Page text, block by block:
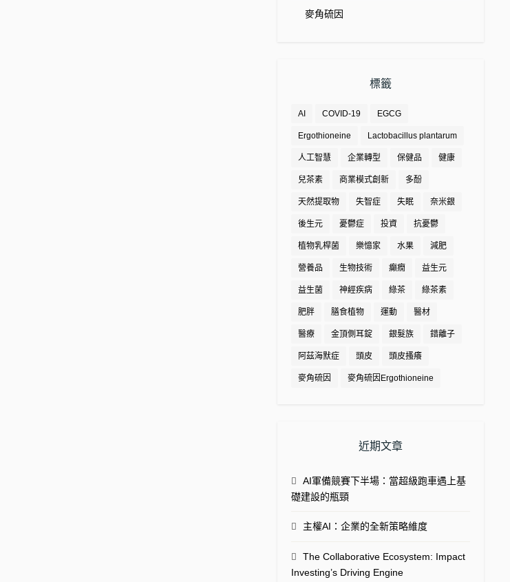
麥角硫因
標籤
AI COVID-19 EGCG
Ergothioneine Lactobacillus plantarum
人工智慧 企業轉型 保健品 健康
兒茶素 商業模式創新 多酚
天然提取物 失智症 失眠 奈米銀
後生元 憂鬱症 投資 抗憂鬱
植物乳桿菌 樂憶家 水果 減肥
營養品 生物技術 癲癇 益生元
益生菌 神經疾病 綠茶 綠茶素
肥胖 膳食植物 運動 醫材
醫療 金頂側耳錠 銀髮族 錯離子
阿茲海默症 頭皮 頭皮搔癢
麥角硫因 麥角硫因Ergothioneine
近期文章
AI軍備競賽下半場：當超級跑車遇上基
礎建設的瓶頸
主權AI：企業的全新策略維度
The Collaborative Ecosystem: Impact
Investing’s Driving Engine